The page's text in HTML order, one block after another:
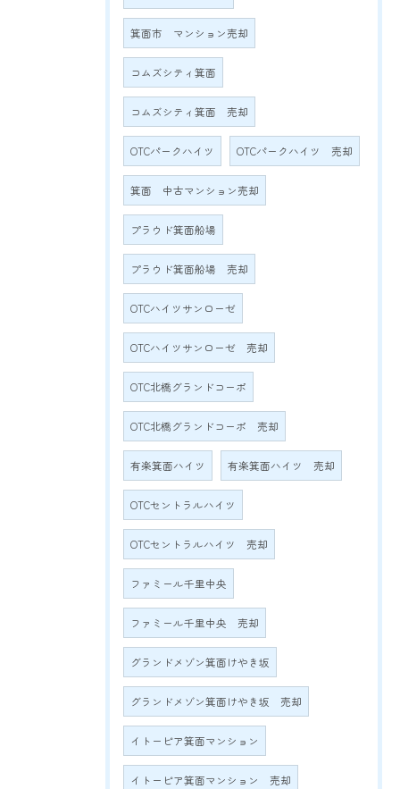
箕面市 マンション売却
コムズシティ箕面
コムズシティ箕面 売却
OTCパークハイツ OTCパークハイツ 売却
箕面 中古マンション売却
プラウド箕面船場
プラウド箕面船場 売却
OTCハイツサンローゼ
OTCハイツサンローゼ 売却
OTC北橋グランドコーポ
OTC北橋グランドコーポ 売却
有楽箕面ハイツ 有楽箕面ハイツ 売却
OTCセントラルハイツ
OTCセントラルハイツ 売却
ファミール千里中央
ファミール千里中央 売却
グランドメゾン箕面けやき坂
グランドメゾン箕面けやき坂 売却
イトーピア箕面マンション
イトーピア箕面マンション 売却